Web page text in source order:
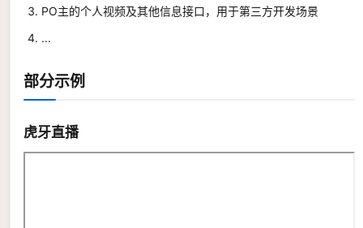
PO主的个人视频及其他信息接口，用于第三方开发场景
...
部分示例
虎牙直播